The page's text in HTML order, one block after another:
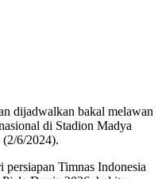
dijadwalkan bakal melawan
di Stadion Madya
6/2024).
Timnas Indonesia